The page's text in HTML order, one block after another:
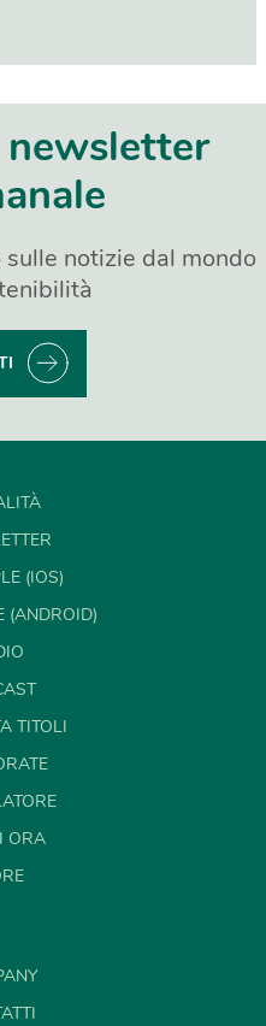
notizie dal mondo
(IOS)
(ANDROID)
TITOLI
ORA